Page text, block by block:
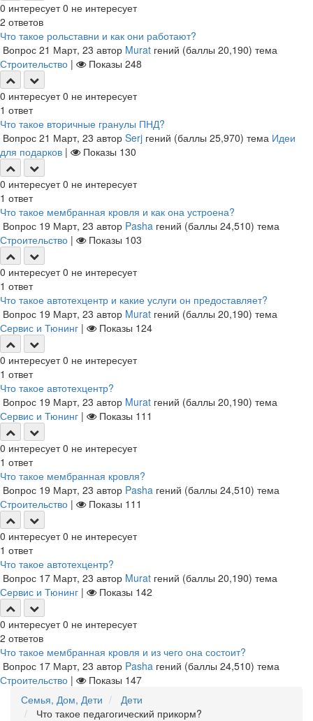
0 интересует 0 не интересует
2 ответов
Что такое рольставни и как они работают?
Вопрос 21 Март, 23 автор Murat гений (баллы 20,190) тема
Строительство | Показы 248
0 интересует 0 не интересует
1 ответ
Что такое вторичные гранулы ПНД?
Вопрос 21 Март, 23 автор Serj гений (баллы 25,970) тема Идеи
для подарков | Показы 130
0 интересует 0 не интересует
1 ответ
Что такое мембранная кровля и как она устроена?
Вопрос 19 Март, 23 автор Pasha гений (баллы 24,510) тема
Строительство | Показы 103
0 интересует 0 не интересует
1 ответ
Что такое автотехцентр и какие услуги он предоставляет?
Вопрос 19 Март, 23 автор Murat гений (баллы 20,190) тема
Сервис и Тюнинг | Показы 124
0 интересует 0 не интересует
1 ответ
Что такое автотехцентр?
Вопрос 19 Март, 23 автор Murat гений (баллы 20,190) тема
Сервис и Тюнинг | Показы 111
0 интересует 0 не интересует
1 ответ
Что такое мембранная кровля?
Вопрос 19 Март, 23 автор Pasha гений (баллы 24,510) тема
Строительство | Показы 111
0 интересует 0 не интересует
1 ответ
Что такое автотехцентр?
Вопрос 17 Март, 23 автор Murat гений (баллы 20,190) тема
Сервис и Тюнинг | Показы 142
0 интересует 0 не интересует
2 ответов
Что такое мембранная кровля и из чего она состоит?
Вопрос 17 Март, 23 автор Pasha гений (баллы 24,510) тема
Строительство | Показы 147
Семья, Дом, Дети
Дети
Что такое педагогический прикорм?